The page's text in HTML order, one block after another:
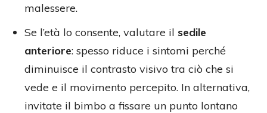
malessere.
Se l’età lo consente, valutare il sedile
anteriore: spesso riduce i sintomi perché
diminuisce il contrasto visivo tra ciò che si
vede e il movimento percepito. In alternativa,
invitate il bimbo a fissare un punto lontano